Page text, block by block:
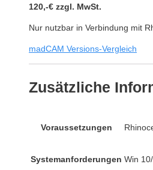
120,-€ zzgl. MwSt.
Nur nutzbar in Verbindung mit
madCAM Versions-Vergleich
Zusätzliche
Voraussetzungen
Systemanforderungen Win